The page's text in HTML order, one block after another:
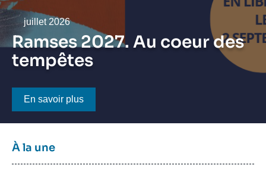
Nous soutenir
Date
juillet 2026
Ramses 2027. Au coeur des
tempêtes
Bouton CTA
En savoir plus
Titre
bloc
À la une